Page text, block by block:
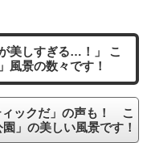
美しすぎる…！」 こ
風景の数々です！
ックだ」の声も！ こ
」の美しい風景です！